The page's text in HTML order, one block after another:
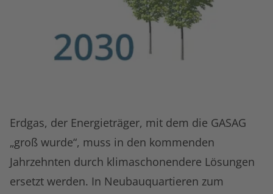
Erdgas, der Energieträger, mit dem die GASAG
„groß wurde“, muss in den kommenden
Jahrzehnten durch klimaschonendere Lösungen
ersetzt werden. In Neubauquartieren zum